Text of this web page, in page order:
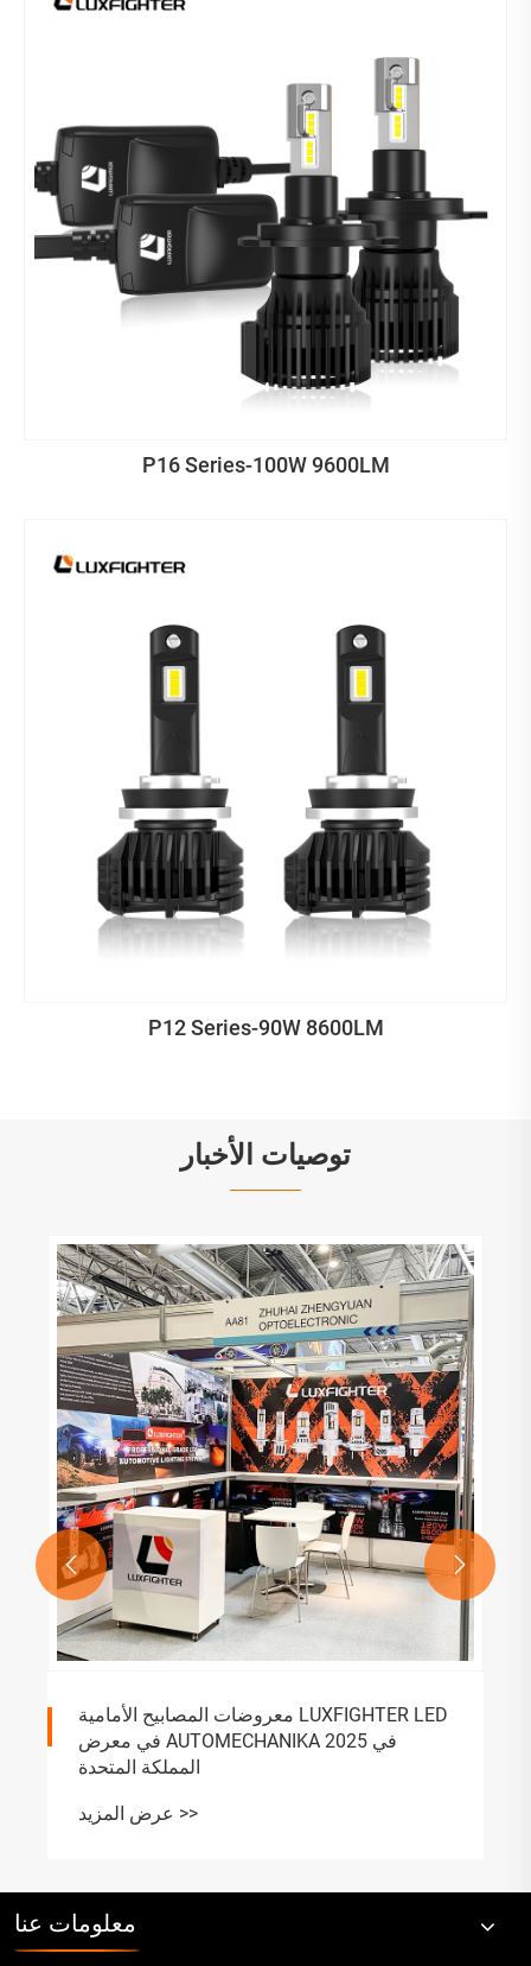
P16 Series-100W 9600LM
P12 Series-90W 8600LM
توصيات الأخبار
معروضات المصابيح الأمامية LUXFIGHTER LED
في معرض AUTOMECHANIKA 2025 في
المملكة المتحدة
عرض المزيد >>
 
معلومات عنا